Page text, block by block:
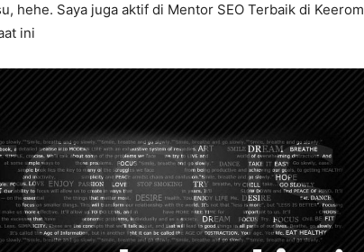
hehe. Saya juga aktif di Mentor SEO Terbaik di Keerom
ini